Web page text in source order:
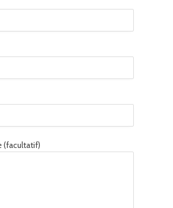
(facultatif)